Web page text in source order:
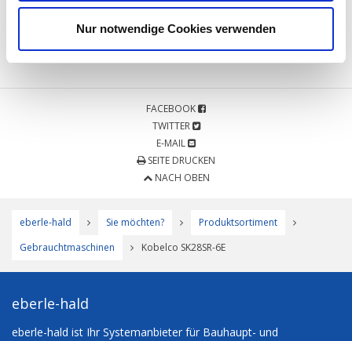
l
Nur notwendige Cookies verwenden
KONTAKT AUFNEHMEN MERKEN
FACEBOOK
TWITTER
E-MAIL
SEITE DRUCKEN
NACH OBEN
eberle-hald Sie möchten?
Produktsortiment
Gebrauchtmaschinen
Kobelco SK28SR-6E
eberle-hald
eberle-hald ist Ihr Systemanbieter für Bauhaupt- und